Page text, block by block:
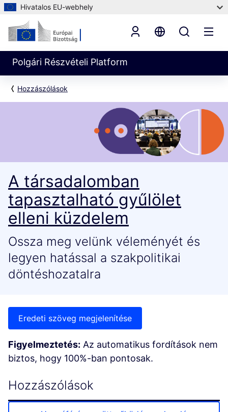
Hivatalos EU-webhely
Polgári Részvételi Platform
Hozzászólások
A társadalomban
tapasztalható gyűlölet
elleni küzdelem
Ossza meg velünk véleményét és
legyen hatással a szakpolitikai
döntéshozatalra
Eredeti szöveg megjelenítése
Figyelmeztetés: Az automatikus fordítások nem
biztos, hogy 100%-ban pontosak.
Hozzászólások